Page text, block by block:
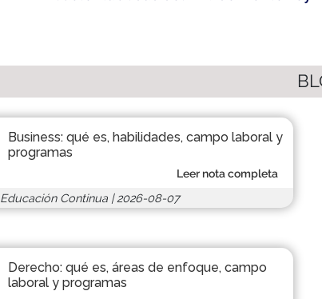
Business: qué es, habilidades, campo laboral y
programas
Leer nota completa
Educación Continua|2026-08-07
Derecho: qué es, áreas de enfoque, campo
laboral y programas